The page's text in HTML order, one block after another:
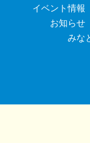
イベント情報
お知らせ
みな